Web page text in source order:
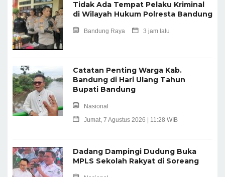
Tidak Ada Tempat Pelaku Kriminal
di Wilayah Hukum Polresta Bandung
Bandung Raya 3 jam lalu
Catatan Penting Warga Kab.
Bandung di Hari Ulang Tahun
Bupati Bandung
Nasional
Jumat, 7 Agustus 2026 | 11:28 WIB
Dadang Dampingi Dudung Buka
MPLS Sekolah Rakyat di Soreang